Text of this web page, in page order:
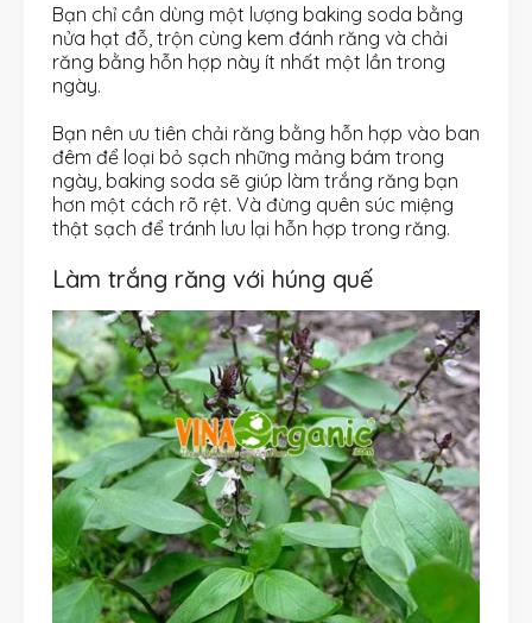
Bạn chỉ cần dùng một lượng baking soda bằng
nửa hạt đỗ, trộn cùng kem đánh răng và chải
răng bằng hỗn hợp này ít nhất một lần trong
ngày.
Bạn nên ưu tiên chải răng bằng hỗn hợp vào ban
đêm để loại bỏ sạch những mảng bám trong
ngày, baking soda sẽ giúp làm trắng răng bạn
hơn một cách rõ rệt. Và đừng quên súc miệng
thật sạch để tránh lưu lại hỗn hợp trong răng.
Làm trắng răng với húng quế